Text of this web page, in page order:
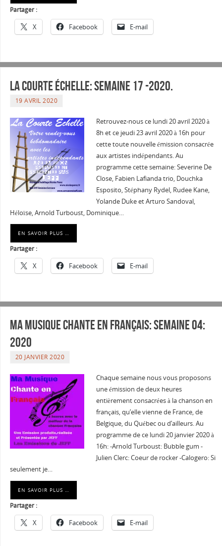
Partager :
X Facebook E-mail
La courte échelle: semaine 17 -2020.
19 AVRIL 2020
Retrouvez-nous ce lundi 20 avril 2020 à
8h et ce jeudi 23 avril 2020 à 16h pour
cette toute nouvelle émission consacrée
aux artistes indépendants. Au
programme cette semaine: Severine De
Close, Fabien Lafianda trio, Douchka
Esposito, Stéphany Rydel, Rudee Kane,
Yolande Duke et Arturo Sandoval,
Héloïse, Arnold Turboust, Dominique…
EN SAVOIR PLUS …
Partager :
X Facebook E-mail
Ma musique chante en Français: Semaine 04:
2020
20 JANVIER 2020
Chaque semaine nous vous proposons
une émission de deux heures
entièrement consacrées à la chanson en
français, qu’elle vienne de France, de
Belgique, du Québec ou d’ailleurs. Au
programme de ce lundi 20 janvier 2020 à
16h: -Arnold Turboust: Bubble gum -
Julien Clerc: Coeur de rocker -Calogero: Si
seulement je…
EN SAVOIR PLUS …
Partager :
X Facebook E-mail